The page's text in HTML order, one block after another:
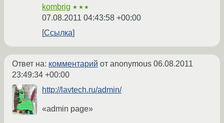
kombrig ★★★
07.08.2011 04:43:58 +00:00
Ссылка
Ответ на: комментарий от anonymous 06.08.2011
23:49:34 +00:00
http://lavtech.ru/admin/
«admin page»